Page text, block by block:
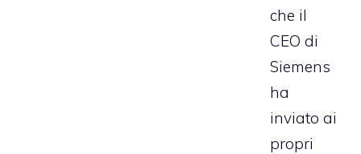
che il
CEO di
Siemens
ha
inviato ai
propri